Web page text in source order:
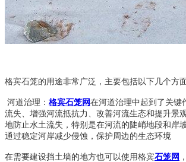
格宾石笼的用途非常广泛，‌主要包括以下几个方面
河道治理：‌ 格宾石笼网在河道治理中起到了关键
流失、‌增强河流抵抗力、‌改善河流生态和提升景
地防止水土流失，‌特别是在河流的陡峭地段和岸
通过稳定河岸减少侵蚀，‌保护周边的生态环境
在需要建设挡土墙的地方也可以使用格宾石笼网